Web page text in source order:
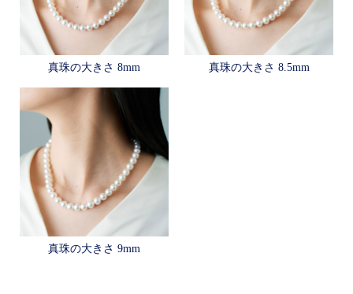
真珠の⼤きさ 8mm 真珠の⼤きさ 8.5mm
真珠の⼤きさ 9mm